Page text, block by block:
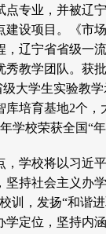
点专业，并被辽
建设项目。《市
，辽宁省省级一
秀教学团队。获
大学生实验教
库培育基地2个，
学校荣获全国“
，学校将以习近
坚持社会主义办
训，发扬“和谐
学定位，坚持内